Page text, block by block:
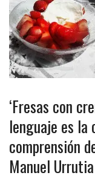
‘Fresas con
lenguaje es la
comprensión
Manuel